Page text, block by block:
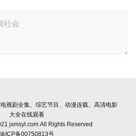
视剧全集、综艺节目、动漫连载、高清电影
大全在线观看
jxmsyl.com All Rights Reserved
渝ICP备00750813号